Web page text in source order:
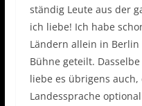
ständig Leute aus der
ich liebe! Ich habe
Ländern allein in
Bühne geteilt.
liebe es übrigens
Landessprache